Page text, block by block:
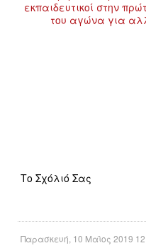
Το Σχόλιό Σας
Παρασκευή, 10 Μαϊος 2019